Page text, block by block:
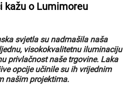
kažu o Lumimoreu
svjetla su nadmašila naša
visokokvalitetnu iluminaciju
privlačnost naše trgovine. Laka
opcije učinile su ih vrijednim
našim projektima.